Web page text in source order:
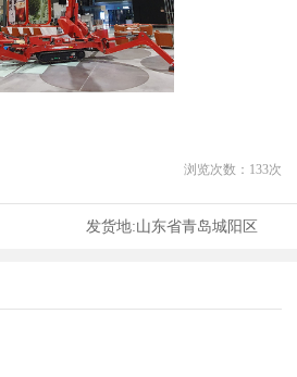
浏览次数： 133次
发货地:山东省青岛城阳区